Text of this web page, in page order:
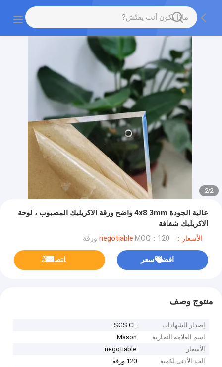
2
/
2
عالية الجودة 4x8 3mm واضح ورقة الاكريليك المصبوب ، لوحة
الاكريليك شفافة
الأسعار：negotiable MOQ：120 ورقة
افضل سعر ﺎﺘﺼﻟ ﺍﻶﻧ
منتوج وصف
إصدار الشهادات
SGS CE
اسم العلامة التجارية
Mason
الأسعار
negotiable
الحد الأدنى لكمية
120 ورقة